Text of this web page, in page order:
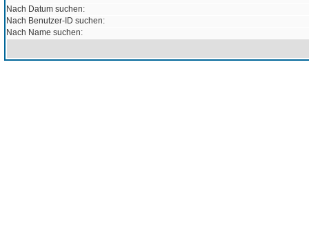
Nach Datum suchen:
Nach Benutzer-ID suchen:
Nach Name suchen: